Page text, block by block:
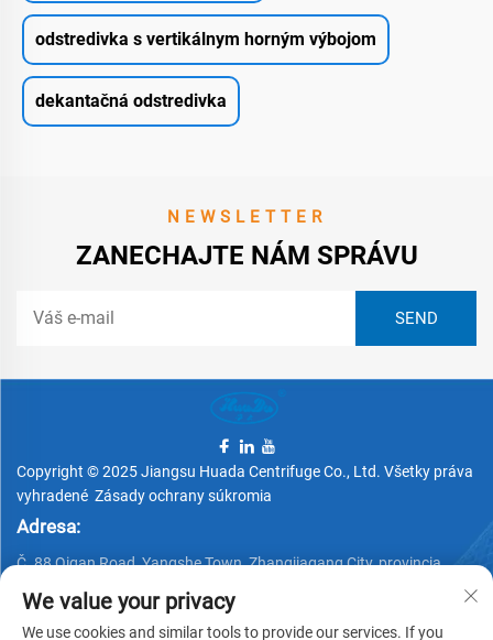
odstredivka s vertikálnym horným výbojom
dekantačná odstredivka
NEWSLETTER
ZANECHAJTE NÁM SPRÁVU
Copyright © 2025 Jiangsu Huada Centrifuge Co., Ltd. Všetky práva
vyhradené Zásady ochrany súkromia
Adresa:
Č. 88 Qigan Road, Yangshe Town, Zhangjiagang City, provincia
Jiangsu, Čína
Telefón:
We value your privacy
We use cookies and similar tools to provide our services. If you